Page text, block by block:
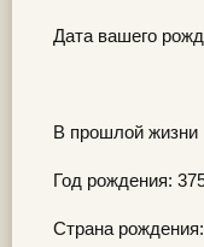
Дата вашего
В прошлой
Год рождения:
Страна